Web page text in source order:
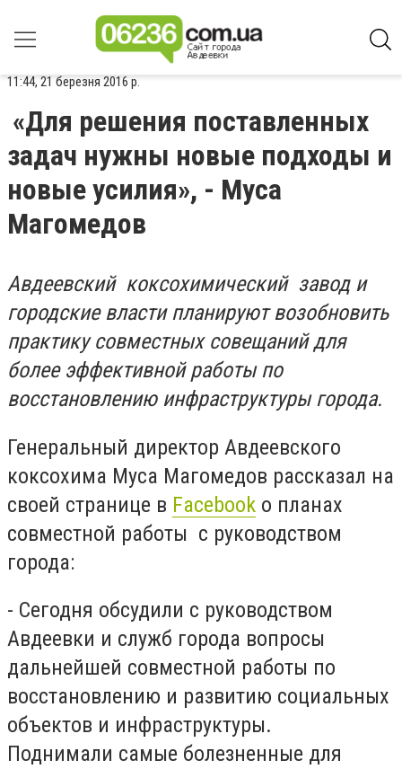
11:44, 21 березня 2016 р.
«Для решения поставленных
задач нужны новые подходы и
новые усилия», - Муса
Магомедов
Авдеевский коксохимический завод и
городские власти планируют возобновить
практику совместных совещаний для
более эффективной работы по
восстановлению инфраструктуры города.
Генеральный директор Авдеевского
коксохима Муса Магомедов рассказал на
своей странице в Facebook о планах
совместной работы с руководством
города:
- Сегодня обсудили с руководством
Авдеевки и служб города вопросы
дальнейшей совместной работы по
восстановлению и развитию социальных
объектов и инфраструктуры.
Поднимали самые болезненные для